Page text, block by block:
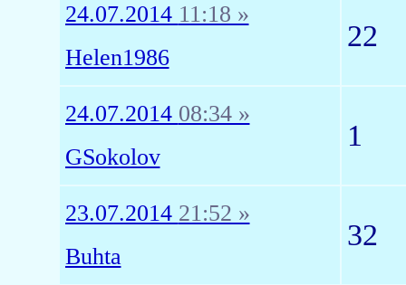
24.07.2014 11:18 »
Helen1986
22
24.07.2014 08:34 »
GSokolov
1
23.07.2014 21:52 »
Buhta
32